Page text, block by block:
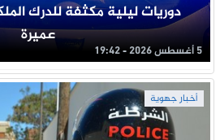
دوريات ليلية مكثفة للدرك
عميرة
5 أغسطس 2026 - 19:42
أخبار جهوية